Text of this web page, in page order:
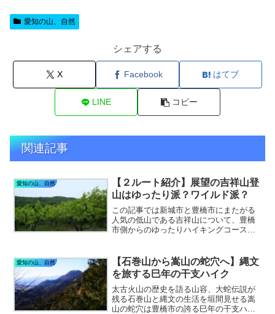
愛知の山、自然
シェアする
X Facebook はてブ
LINE コピー
関連記事
愛知の山、自然
【２ルート紹介】展望の吉祥山登
山はゆったり派？ワイルド派？
この記事では新城市と豊橋市にまたがる
人気の低山である吉祥山について、豊橋
市側からのゆったりハイキングコースと
あ、展望と森林浴の吉祥山に出かけてみ
よう。
愛知の山、自然
【石巻山から嵩山の蛇穴へ】縄文
を旅する巳年の干支ハイク
太古火山の歴史を語る山容、大蛇伝説が
残る石巻山と縄文の生活を垣間見せる嵩
山の蛇穴は豊橋市の誇る巳年の干支ハイ